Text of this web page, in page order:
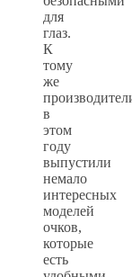
для
глаз.
К
тому
же
в
этом
году
выпустили
немало
интересных
моделей
очков,
которые
есть